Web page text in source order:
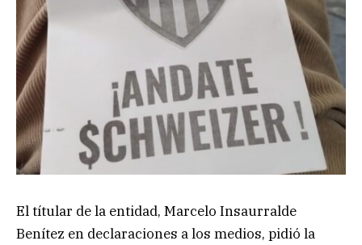
El títular de la entidad, Marcelo Insaurralde
Benítez en declaraciones a los medios, pidió la